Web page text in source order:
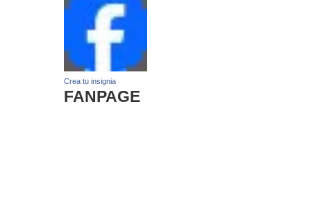
Crea tu insignia
FANPAGE